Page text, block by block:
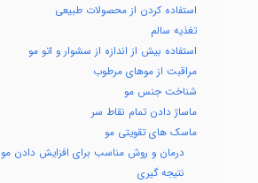
استفاده کردن از محصولات طبیعی
تغذیه سالم
استفاده بیش از اندازه از سشوار و اتو مو
مراقبت از موهای مرطوب
شناخت جنس مو
ماساژ دادن تمام نقاط سر
ماسک های تقویتی مو
درمان و روش مناسب برای افزایش دادن مو
نتیجه گیری